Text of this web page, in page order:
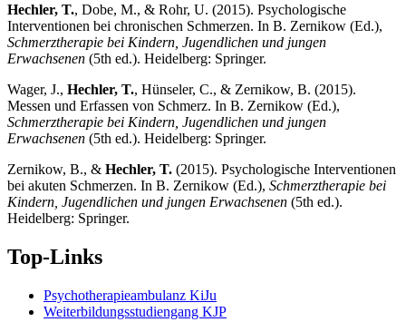
Hechler, T., Dobe, M., & Rohr, U. (2015). Psychologische
Interventionen bei chronischen Schmerzen. In B. Zernikow (Ed.),
Schmerztherapie bei Kindern, Jugendlichen und jungen
Erwachsenen (5th ed.). Heidelberg: Springer.
Wager, J., Hechler, T., Hünseler, C., & Zernikow, B. (2015).
Messen und Erfassen von Schmerz. In B. Zernikow (Ed.),
Schmerztherapie bei Kindern, Jugendlichen und jungen
Erwachsenen (5th ed.). Heidelberg: Springer.
Zernikow, B., & Hechler, T. (2015). Psychologische Interventionen
bei akuten Schmerzen. In B. Zernikow (Ed.), Schmerztherapie bei
Kindern, Jugendlichen und jungen Erwachsenen (5th ed.).
Heidelberg: Springer.
Top-Links
Psychotherapieambulanz KiJu
Weiterbildungsstudiengang KJP